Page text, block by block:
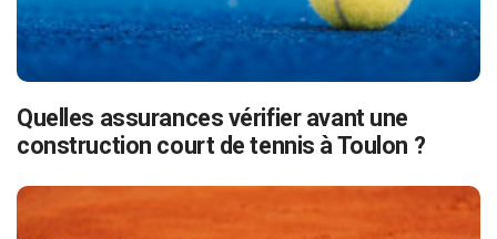
Quelles assurances vérifier avant une
construction court de tennis à Toulon ?